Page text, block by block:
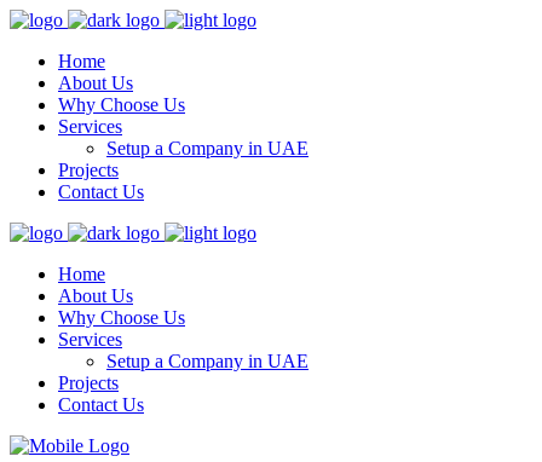
Home
About Us
Why Choose Us
Services
Setup a Company in UAE
Projects
Contact Us
Home
About Us
Why Choose Us
Services
Setup a Company in UAE
Projects
Contact Us